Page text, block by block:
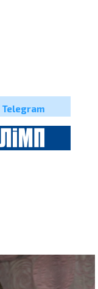
Telegram